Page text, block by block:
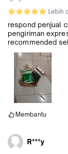
Lebih
respond penjual
pengiriman
recommended
Membantu
R***y